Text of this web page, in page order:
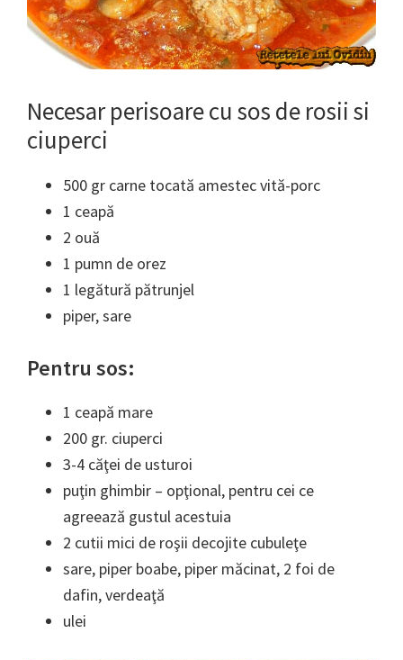
Necesar perisoare cu sos de rosii si
ciuperci
500 gr carne tocată amestec vită-porc
1 ceapă
2 ouă
1 pumn de orez
1 legătură pătrunjel
piper, sare
Pentru sos:
1 ceapă mare
200 gr. ciuperci
3-4 căţei de usturoi
puţin ghimbir – opţional, pentru cei ce
agreează gustul acestuia
2 cutii mici de roşii decojite cubuleţe
sare, piper boabe, piper măcinat, 2 foi de
dafin, verdeaţă
ulei